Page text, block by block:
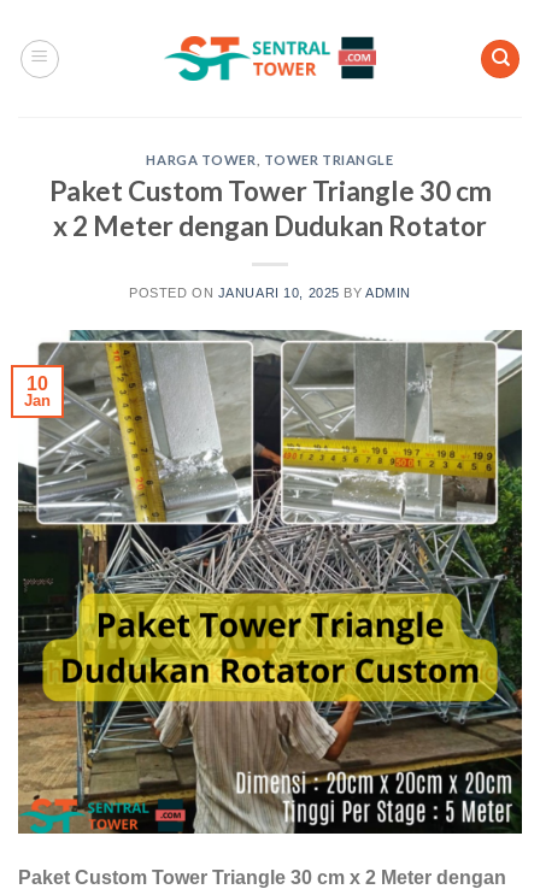
content
HARGA TOWER TOWER TRIANGLE
Paket Custom Tower Triangle 30 cm
x 2 Meter dengan Dudukan Rotator
POSTED ON JANUARI 10, 2025 BY ADMIN
10
Jan
Paket Custom Tower Triangle 30 cm x 2 Meter dengan